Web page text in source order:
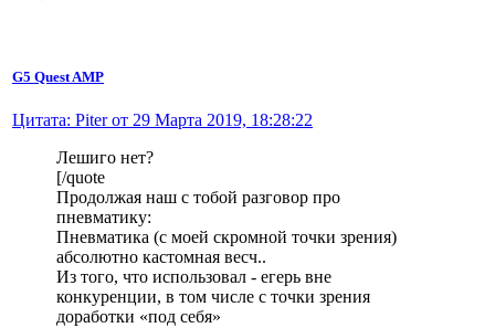
G5 Quest AMP
Цитата: Piter от 29 Марта 2019, 18:28:22
Лешиго нет?
[/quote
Продолжая наш с тобой разговор про
пневматику:
Пневматика (с моей скромной точки зрения)
абсолютно кастомная весч..
Из того, что использовал - егерь вне
конкуренции, в том числе с точки зрения
доработки «под себя»